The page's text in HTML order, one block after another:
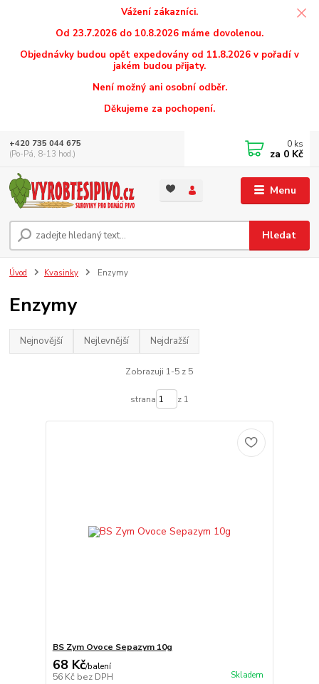
Vážení zákazníci.
Od 23.7.2026 do 10.8.2026 máme dovolenou.
Objednávky budou opět expedovány od 11.8.2026 v pořadí v
jakém budou přijaty.
Není možný ani osobní odběr.
Děkujeme za pochopení.
Menu
Hledat
+420 735 044 675
(Po-Pá, 8-13 hod.)
0 ks
za 0 Kč
Úvod Kvasinky Enzymy
Enzymy
Nejnovější Nejlevnější Nejdražší
Zobrazuji 1-5 z 5
strana z 1
BS Zym Ovoce Sepazym 10g
68 Kč/balení
56 Kč bez DPH Skladem